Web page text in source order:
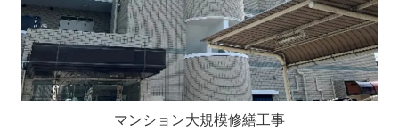
マンション大規模修繕工事